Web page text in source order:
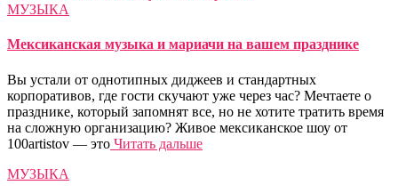
МУЗЫКА
Мексиканская музыка и мариачи на вашем празднике
Вы устали от однотипных диджеев и стандартных
корпоративов, где гости скучают уже через час? Мечтаете о
празднике, который запомнят все, но не хотите тратить время
на сложную организацию? Живое мексиканское шоу от
100artistov — это Читать дальше
МУЗЫКА